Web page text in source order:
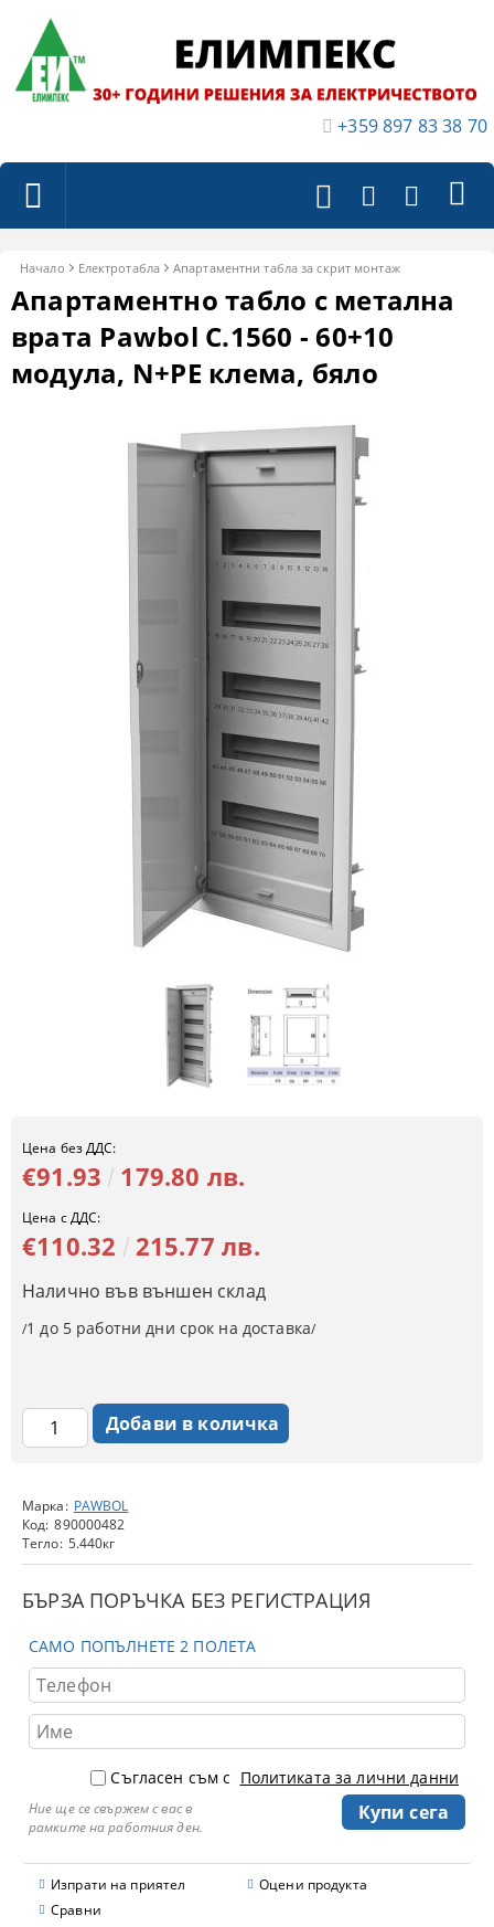
+359 897 83 38 70
Начало Електротабла Апартаментни табла за скрит монтаж
Апартаментно табло с метална
врата Pawbol C.1560 - 60+10
модула, N+PE клема, бяло
Марка: PAWBOL
Код: 890000482
Тегло: 5.440кг
БЪРЗА ПОРЪЧКА БЕЗ РЕГИСТРАЦИЯ
САМО ПОПЪЛНЕТЕ 2 ПОЛЕТА
Съгласен съм с Политиката за лични данни
Ние ще се свържем с вас в
рамките на работния ден.
Изпрати на приятел
Оцени продукта
Сравни
Цена без ДДС:
€91.93 179.80 лв.
Цена с ДДС:
€110.32 215.77 лв.
Налично във външен склад
/1 до 5 работни дни срок на доставка/